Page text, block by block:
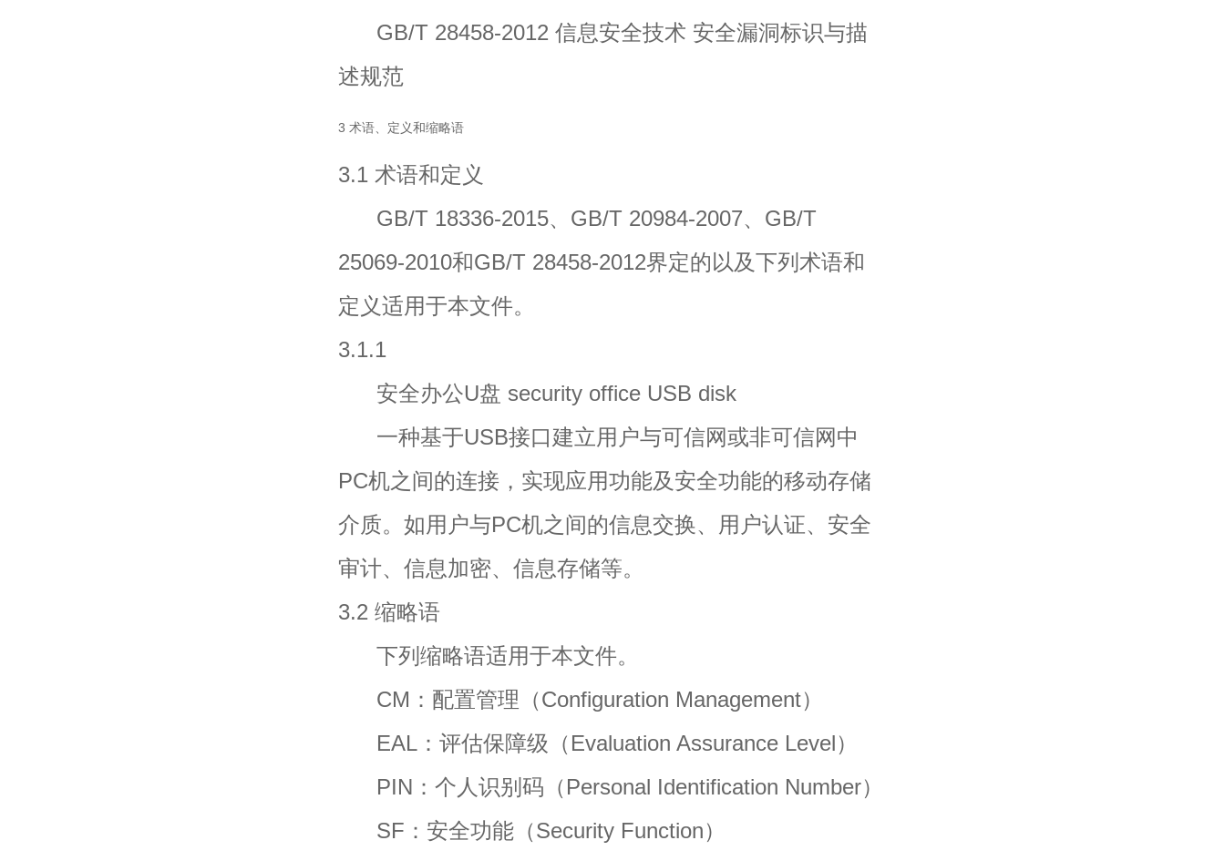
GB/T 28458-2012 信息安全技术 安全漏洞标识与描
述规范
3 术语、定义和缩略语
3.1 术语和定义
GB/T 18336-2015、GB/T 20984-2007、GB/T
25069-2010和GB/T 28458-2012界定的以及下列术语和
定义适用于本文件。
3.1.1
安全办公U盘 security office USB disk
一种基于USB接口建立用户与可信网或非可信网中
PC机之间的连接，实现应用功能及安全功能的移动存储
介质。如用户与PC机之间的信息交换、用户认证、安全
审计、信息加密、信息存储等。
3.2 缩略语
下列缩略语适用于本文件。
CM：配置管理（Configuration Management）
EAL：评估保障级（Evaluation Assurance Level）
PIN：个人识别码（Personal Identification Number）
SF：安全功能（Security Function）